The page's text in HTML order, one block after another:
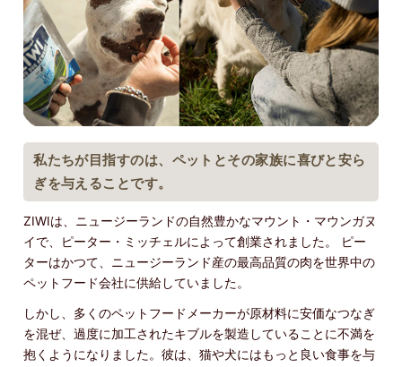
私たちが目指すのは、ペットとその家族に喜びと安ら
ぎを与えることです。
ZIWIは、ニュージーランドの自然豊かなマウント・マウンガヌ
イで、ピーター・ミッチェルによって創業されました。 ピー
ターはかつて、ニュージーランド産の最高品質の肉を世界中の
ペットフード会社に供給していました。
しかし、多くのペットフードメーカーが原材料に安価なつなぎ
を混ぜ、過度に加工されたキブルを製造していることに不満を
抱くようになりました。彼は、猫や犬にはもっと良い食事を与